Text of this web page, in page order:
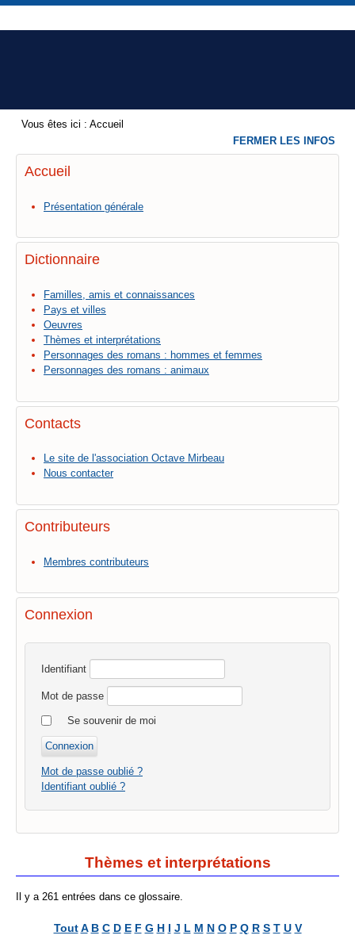
Vous êtes ici : Accueil
Accueil
Présentation générale
Dictionnaire
Familles, amis et connaissances
Pays et villes
Oeuvres
Thèmes et interprétations
Personnages des romans : hommes et femmes
Personnages des romans : animaux
Contacts
Le site de l'association Octave Mirbeau
Nous contacter
Contributeurs
Membres contributeurs
Connexion
Identifiant
Mot de passe
Se souvenir de moi
Mot de passe oublié ?
Identifiant oublié ?
Thèmes et interprétations
Il y a 261 entrées dans ce glossaire.
Tout A B C D E F G H I J L M N O P Q R S T U V
FERMER LES INFOS